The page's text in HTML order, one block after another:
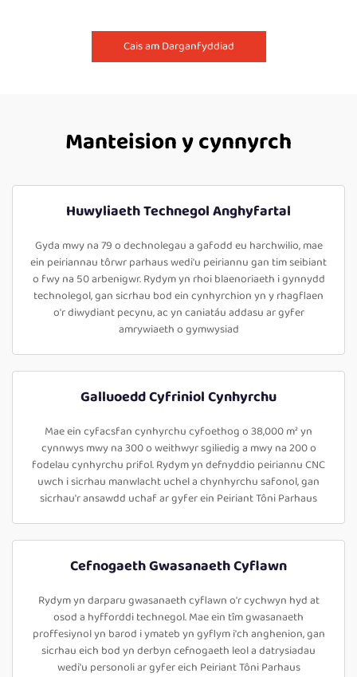
Cais am Darganfyddiad
Manteision y cynnyrch
Huwyliaeth Technegol Anghyfartal
Gyda mwy na 79 o dechnolegau a gafodd eu harchwilio, mae
ein peiriannau tôrwr parhaus wedi'u peiriannu gan tim seibiant
o fwy na 50 arbenigwr. Rydym yn rhoi blaenoriaeth i gynnydd
technolegol, gan sicrhau bod ein cynhyrchion yn y rhagflaen
o'r diwydiant pecynu, ac yn caniatáu addasu ar gyfer
amrywiaeth o gymwysiad
Galluoedd Cyfriniol Cynhyrchu
Mae ein cyfacsfan cynhyrchu cyfoethog o 38,000 m² yn
cynnwys mwy na 300 o weithwyr sgiliedig a mwy na 200 o
fodelau cynhyrchu prifol. Rydym yn defnyddio peiriannu CNC
uwch i sicrhau manwlacht uchel a chynhyrchu safonol, gan
sicrhau'r ansawdd uchaf ar gyfer ein Peiriant Tôni Parhaus
Cefnogaeth Gwasanaeth Cyflawn
Rydym yn darparu gwasanaeth cyflawn o'r cychwyn hyd at
osod a hyfforddi technegol. Mae ein tîm gwasanaeth
proffesiynol yn barod i ymateb yn gyflym i'ch anghenion, gan
sicrhau eich bod yn derbyn cefnogaeth leol a datrysiadau
wedi'u personoli ar gyfer eich Peiriant Tôni Parhaus